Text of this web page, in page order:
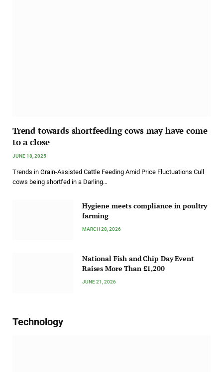
Trend towards shortfeeding cows may have come
to a close
JUNE 18, 2025
Trends in Grain-Assisted Cattle Feeding Amid Price Fluctuations Cull
cows being shortfed in a Darling…
Hygiene meets compliance in poultry
farming
MARCH 28, 2026
National Fish and Chip Day Event
Raises More Than £1,200
JUNE 21, 2026
Technology